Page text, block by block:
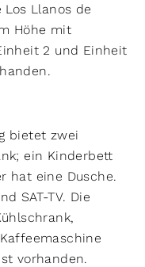
Los Llanos de
Höhe mit
2 und Einheit
bietet zwei
ein Kinderbett
hat eine Dusche.
SAT-TV. Die
vorhanden.